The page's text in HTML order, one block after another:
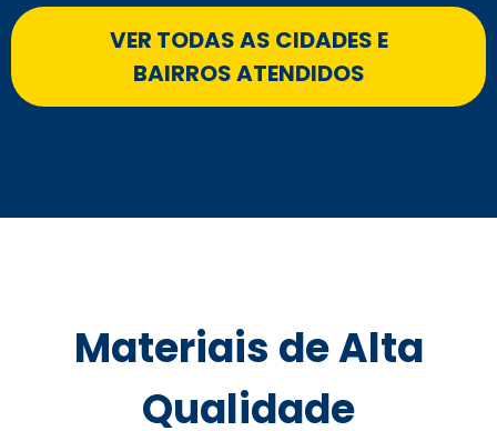
VER TODAS AS CIDADES E
BAIRROS ATENDIDOS
Materiais de Alta
Qualidade